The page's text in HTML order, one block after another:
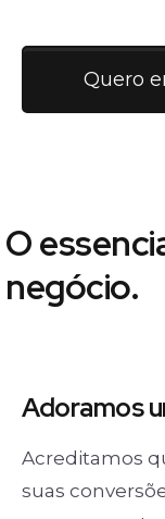
Quero
O
negócio.
Adoramos
Acreditamos
suas